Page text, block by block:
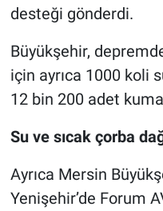
desteği gönderdi.
Büyükşehir,
için ayrıca 1000 koli
12 bin 200 adet
Su ve sıcak çorba
Ayrıca Mersin
Yenişehir’de Forum